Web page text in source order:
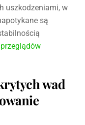
uszkodzeniami, w
są
wad